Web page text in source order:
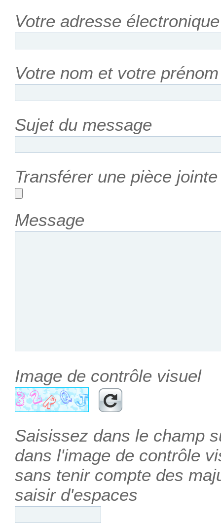
Votre adresse électronique
Votre nom et votre prénom
Sujet du message
Transférer une pièce
Message
Image de contrôle visuel
Saisissez dans le champ
dans l'image de contrôle
sans tenir compte des
saisir d'espaces